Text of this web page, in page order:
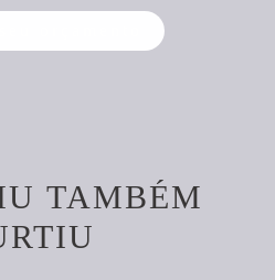
TAMBÉM